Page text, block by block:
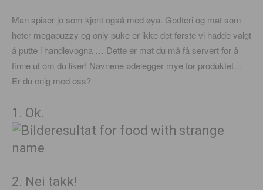
Man spiser jo som kjent også med øya. Godteri og mat som
heter megapuzzy og only puke er ikke det første vi hadde valgt
å putte i handlevogna … Dette er mat du må få servert for å
finne ut om du liker! Navnene ødelegger mye for produktet…
Er du enig med oss?
1. Ok.
2. Nei takk!